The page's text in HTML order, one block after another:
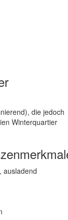
die jedoch
Winterquartier
ausladend